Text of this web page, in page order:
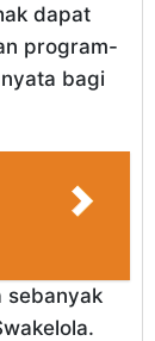
dapat
program-
bagi
sebanyak